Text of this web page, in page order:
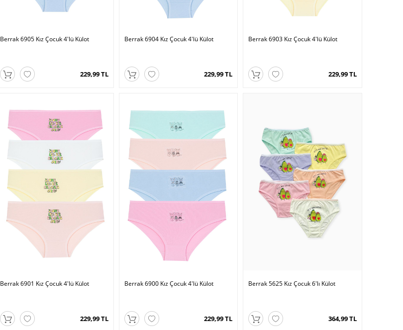
Berrak 6905 Kız Çocuk 4'lü Külot
229,99 TL
Berrak 6904 Kız Çocuk 4'lü Külot
229,99 TL
Berrak 6903 Kız Çocuk 4'lü Külot
229,99 TL
Berrak 6901 Kız Çocuk 4'lü Külot
229,99 TL
Berrak 6900 Kız Çocuk 4'lü Külot
229,99 TL
Berrak 5625 Kız Çocuk 6'lı Külot
364,99 TL